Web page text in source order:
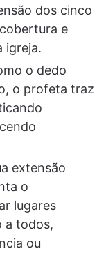
dos cinco
e
igreja.
o dedo
o profeta traz
extensão
o
lugares
a todos,
ou